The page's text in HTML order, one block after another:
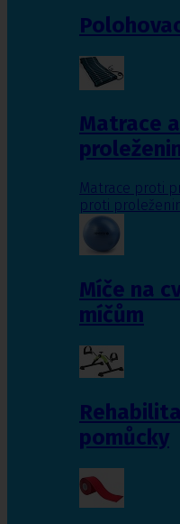
Matrace
Matrace proti
proti
Míče na
míčům
pomůcky